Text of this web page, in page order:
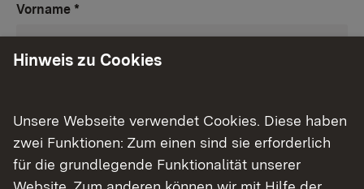
Vorname *
Straße
Hinweis zu Cookies
Unsere Webseite verwendet Cookies. Diese haben
zwei Funktionen: Zum einen sind sie erforderlich
für die grundlegende Funktionalität unserer